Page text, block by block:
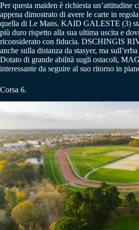
Per questa maiden è richiesta un’attitudine
appena dimostrato di avere le carte in
quella di Le Mans. KAID GALESTE (3)
più duro rispetto alla sua ultima uscita e
riconsiderato con fiducia. DSCHINGIS
anche sulla distanza da stasyer, ma
Dotato di grande abilità sugli ostacoli,
interessante da seguire al suo ritorno in
Corsa 6.